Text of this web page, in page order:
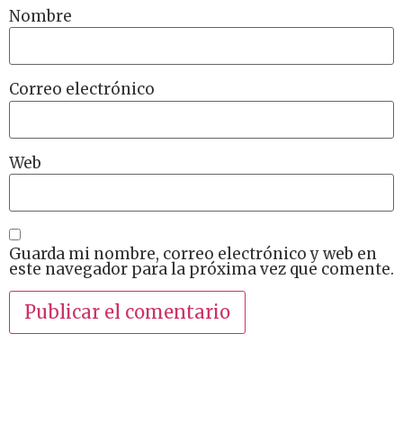
Nombre
Correo electrónico
Web
Guarda mi nombre, correo electrónico y web en
este navegador para la próxima vez que comente.